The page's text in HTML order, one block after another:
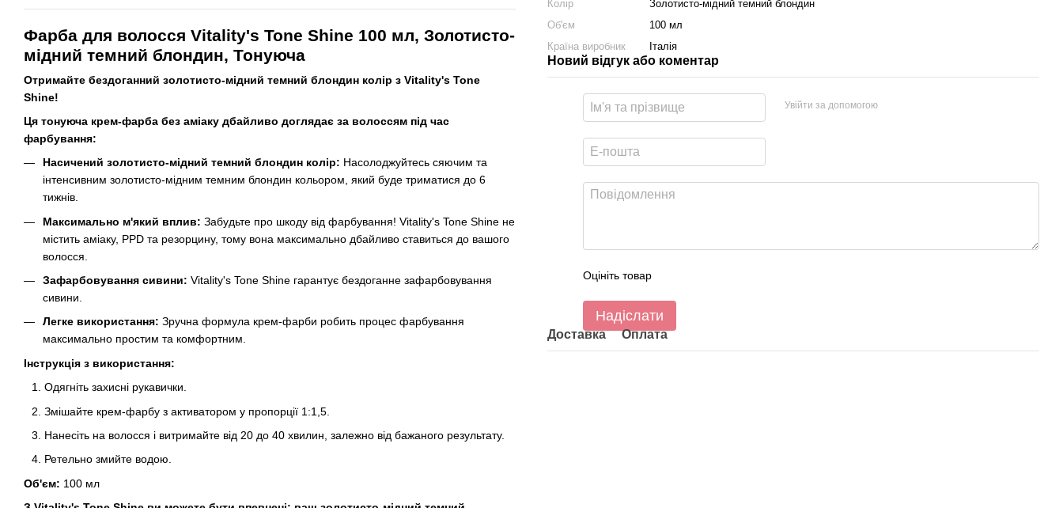
Фарба для волосся Vitality's Tone Shine 100 мл, Золотисто-
мідний темний блондин, Тонуюча
Отримайте бездоганний золотисто-мідний темний блондин колір з Vitality's Tone
Shine!
Ця тонуюча крем-фарба без аміаку дбайливо доглядає за волоссям під час
фарбування:
Насичений золотисто-мідний темний блондин колір: Насолоджуйтесь сяючим та
інтенсивним золотисто-мідним темним блондин кольором, який буде триматися до 6
тижнів.
Максимально м'який вплив: Забудьте про шкоду від фарбування! Vitality's Tone Shine не
містить аміаку, PPD та резорцину, тому вона максимально дбайливо ставиться до вашого
волосся.
Зафарбовування сивини: Vitality's Tone Shine гарантує бездоганне зафарбовування
сивини.
Легке використання: Зручна формула крем-фарби робить процес фарбування
максимально простим та комфортним.
Інструкція з використання:
Одягніть захисні рукавички.
Змішайте крем-фарбу з активатором у пропорції 1:1,5.
Нанесіть на волосся і витримайте від 20 до 40 хвилин, залежно від бажаного результату.
Ретельно змийте водою.
Об'єм: 100 мл
Колір
Золотисто-мідний темний блондин
Об'єм
100 мл
Країна виробник
Італія
Новий відгук або коментар
Увійти за допомогою
Оцініть товар
Надіслати
Доставка Оплата